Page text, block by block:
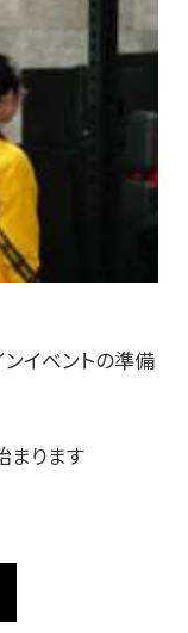
イベントの準備
まります